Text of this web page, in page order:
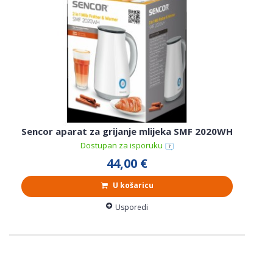
Sencor aparat za grijanje mlijeka SMF 2020WH
Dostupan za isporuku
44,00 €
U košaricu
Usporedi